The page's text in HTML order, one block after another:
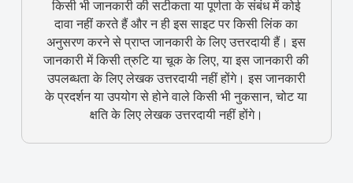
किसी भी जानकारी की सटीकता या पूर्णता के संबंध में कोई
दावा नहीं करते हैं और न ही इस साइट पर किसी लिंक का
अनुसरण करने से प्राप्त जानकारी के लिए उत्तरदायी हैं। इस
जानकारी में किसी त्रुटि या चूक के लिए, या इस जानकारी की
उपलब्धता के लिए लेखक उत्तरदायी नहीं होंगे। इस जानकारी
के प्रदर्शन या उपयोग से होने वाले किसी भी नुकसान, चोट या
क्षति के लिए लेखक उत्तरदायी नहीं होंगे।